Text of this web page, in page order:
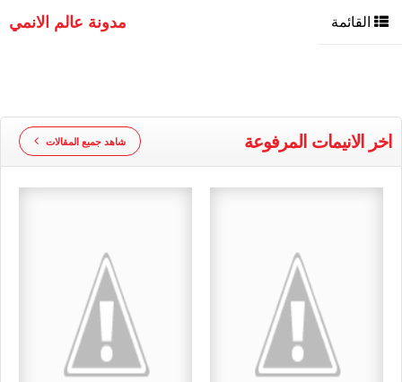
مدونة عالم الانمي القائمة
اخر الانيمات المرفوعة شاهد جميع المقالات